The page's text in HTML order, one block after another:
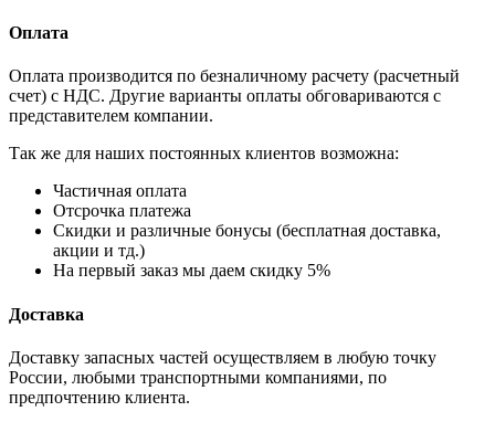
Оплата
Оплата производится по безналичному расчету (расчетный
счет) с НДС. Другие варианты оплаты обговариваются с
представителем компании.
Так же для наших постоянных клиентов возможна:
Частичная оплата
Отсрочка платежа
Cкидки и различные бонусы (бесплатная доставка,
акции и тд.)
На первый заказ мы даем скидку 5%
Доставка
Доставку запасных частей осуществляем в любую точку
России, любыми транспортными компаниями, по
предпочтению клиента.